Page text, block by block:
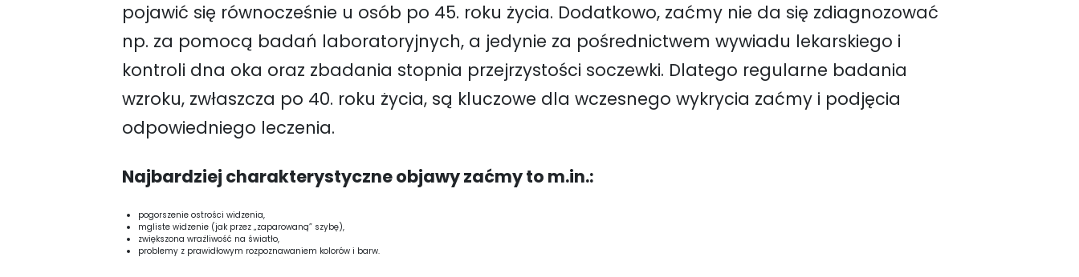
pojawić się równocześnie u osób po 45. roku życia. Dodatkowo, zaćmy nie da się zdiagnozować
np. za pomocą badań laboratoryjnych, a jedynie za pośrednictwem wywiadu lekarskiego i
kontroli dna oka oraz zbadania stopnia przejrzystości soczewki. Dlatego regularne badania
wzroku, zwłaszcza po 40. roku życia, są kluczowe dla wczesnego wykrycia zaćmy i podjęcia
odpowiedniego leczenia.
Najbardziej charakterystyczne objawy zaćmy to m.in.:
pogorszenie ostrości widzenia,
mgliste widzenie (jak przez „zaparowaną” szybę),
zwiększona wrażliwość na światło,
problemy z prawidłowym rozpoznawaniem kolorów i barw.